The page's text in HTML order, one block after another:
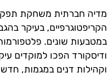
מדיה חברתית משחקת
הקריפטוגרפיים, בעיקר
במטבעות שונים.
ודיסקורד הפכו למוקדים
וקהילות דנים במגמות,